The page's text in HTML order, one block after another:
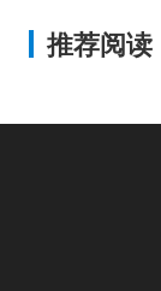
推荐阅读